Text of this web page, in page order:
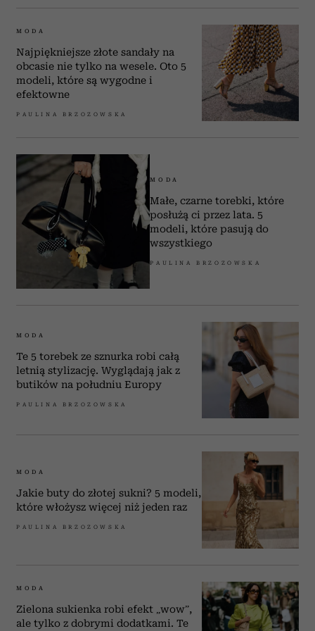
MODA
Najpiękniejsze złote sandały na
obcasie nie tylko na wesele. Oto 5
modeli, które są wygodne i
efektowne
PAULINA BRZOZOWSKA
MODA
Małe, czarne torebki, które
posłużą ci przez lata. 5
modeli, które pasują do
wszystkiego
PAULINA BRZOZOWSKA
MODA
Te 5 torebek ze sznurka robi całą
letnią stylizację. Wyglądają jak z
butików na południu Europy
PAULINA BRZOZOWSKA
MODA
Jakie buty do złotej sukni? 5 modeli,
które włożysz więcej niż jeden raz
PAULINA BRZOZOWSKA
MODA
Zielona sukienka robi efekt „wow”,
ale tylko z dobrymi dodatkami. Te